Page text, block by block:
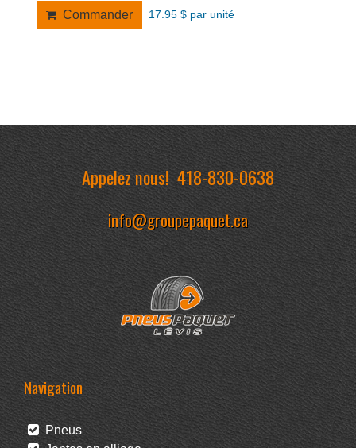
Commander 17.95 $ par unité
Appelez nous!418-830-0638
info@groupepaquet.ca
Navigation
Pneus